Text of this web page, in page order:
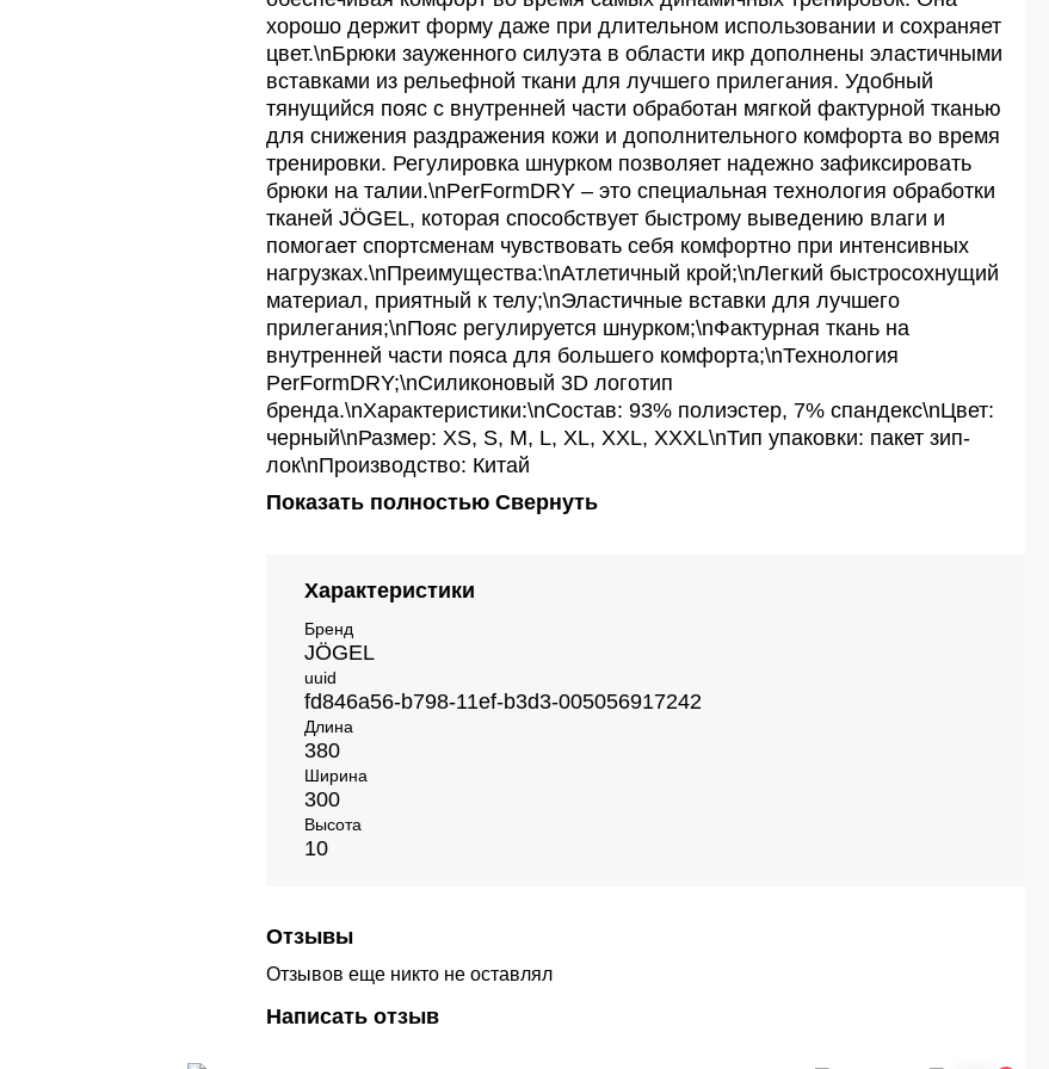
хорошо держит форму даже при длительном использовании и сохраняет
цвет.\nБрюки зауженного силуэта в области икр дополнены эластичными
вставками из рельефной ткани для лучшего прилегания. Удобный
тянущийся пояс с внутренней части обработан мягкой фактурной тканью
для снижения раздражения кожи и дополнительного комфорта во время
тренировки. Регулировка шнурком позволяет надежно зафиксировать
брюки на талии.\nPerFormDRY – это специальная технология обработки
тканей JÖGEL, которая способствует быстрому выведению влаги и
помогает спортсменам чувствовать себя комфортно при интенсивных
нагрузках.\nПреимущества:\nАтлетичный крой;\nЛегкий быстросохнущий
материал, приятный к телу;\nЭластичные вставки для лучшего
прилегания;\nПояс регулируется шнурком;\nФактурная ткань на
внутренней части пояса для большего комфорта;\nТехнология
PerFormDRY;\nСиликоновый 3D логотип
бренда.\nХарактеристики:\nСостав: 93% полиэстер, 7% спандекс\nЦвет:
черный\nРазмер: XS, S, M, L, XL, XXL, XXXL\nТип упаковки: пакет зип-
лок\nПроизводство: Китай
Показать полностью Свернуть
Характеристики
Бренд
JÖGEL
uuid
fd846a56-b798-11ef-b3d3-005056917242
Длина
380
Ширина
300
Высота
10
Отзывы
Отзывов еще никто не оставлял
Написать отзыв